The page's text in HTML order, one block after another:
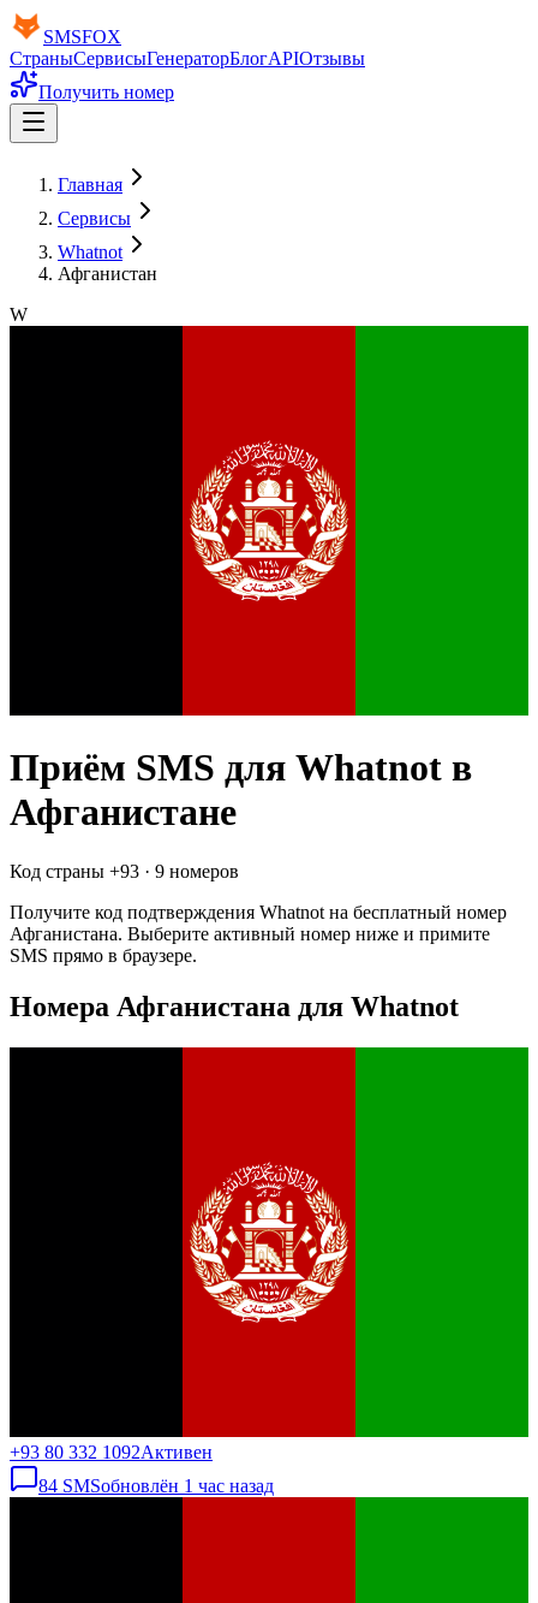
SMSFOX
СтраныСервисыГенераторБлогAPIОтзывы
Получить номер
Главная
Сервисы
Whatnot
Афганистан
W
Приём SMS для Whatnot в
Афганистане
Код страны +93 · 9 номеров
Получите код подтверждения Whatnot на бесплатный номер
Афганистана. Выберите активный номер ниже и примите
SMS прямо в браузере.
Номера Афганистана для Whatnot
+93 80 332 1092Активен
84 SMSобновлён 1 час назад